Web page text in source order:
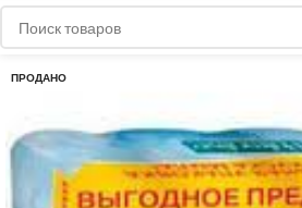
ПРОДАНО